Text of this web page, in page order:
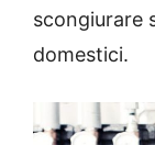
scongiurare
domestici.